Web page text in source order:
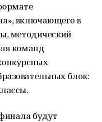
включающего в
методический
команд
блок:
будут